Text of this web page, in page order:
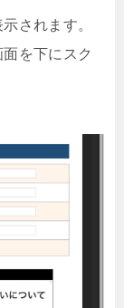
されます。
を下にスク